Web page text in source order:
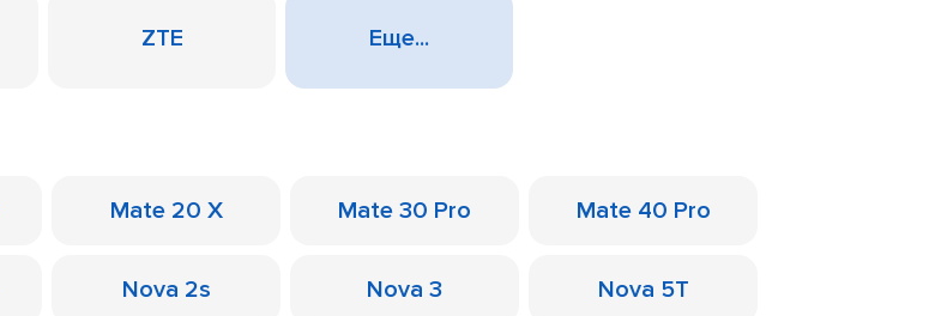
ZTE Еще...
Mate 20 X Mate 30 Pro Mate 40 Pro
Nova 2s Nova 3 Nova 5T